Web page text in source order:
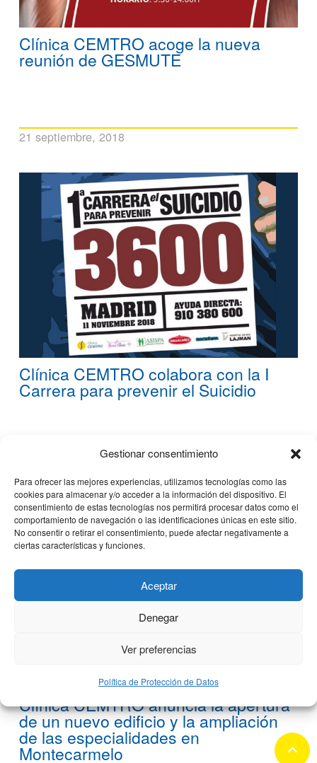
Gestionar consentimiento
Para ofrecer las mejores experiencias, utilizamos tecnologías como las
cookies para almacenar y/o acceder a la información del dispositivo. El
consentimiento de estas tecnologías nos permitirá procesar datos como el
comportamiento de navegación o las identificaciones únicas en este sitio.
No consentir o retirar el consentimiento, puede afectar negativamente a
ciertas características y funciones.
Aceptar
Denegar
Ver preferencias
Política de Protección de Datos
Clínica CEMTRO acoge la nueva
reunión de GESMUTE
21 septiembre, 2018
Clínica CEMTRO colabora con la I
Carrera para prevenir el Suicidio
Clínica CEMTRO anuncia la apertura
de un nuevo edificio y la ampliación
de las especialidades en
Montecarmelo keyboard_arrow_up